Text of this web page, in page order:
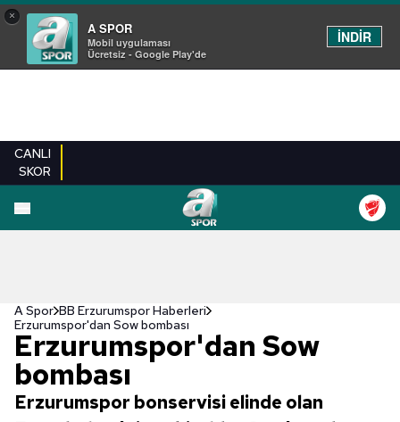
×
A SPOR
Mobil uygulaması
Ücretsiz - Google Play'de
İNDİR
CANLI
SKOR
A Spor BB Erzurumspor Haberleri
Erzurumspor'dan Sow bombası
Erzurumspor'dan Sow
bombası
Erzurumspor bonservisi elinde olan